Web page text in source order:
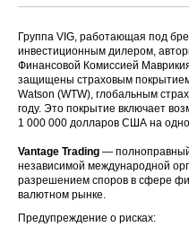
Группа VIG, работающая под
инвестиционным дилером,
Финансовой Комиссией
защищены страховым
Watson (WTW), глобальным
году. Это покрытие включает
1 000 000 долларов США на
Vantage Trading —
независимой международной
разрешением споров в сфере
валютном рынке.
Предупреждение о рисках: